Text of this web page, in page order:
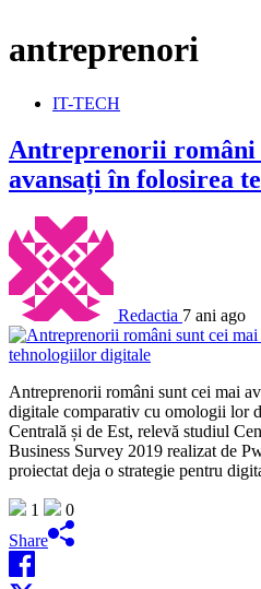
antreprenori
IT-TECH
Antreprenorii români
avansați în folosirea
Redactia 7 ani ago
Antreprenorii români sunt cei mai
digitale comparativ cu omologii lor
Centrală și de Est, relevă studiul
Business Survey 2019 realizat de
proiectat deja o strategie pentru
1
0
Share